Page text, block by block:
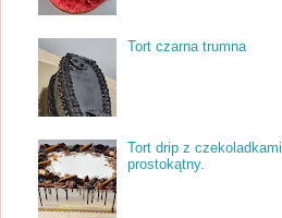
Tort czarna trumna
Tort drip z czekoladkami
prostokątny.